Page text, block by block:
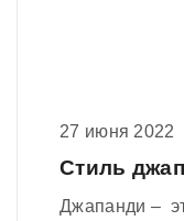
27 июня 2022
Стиль
Джапанди –